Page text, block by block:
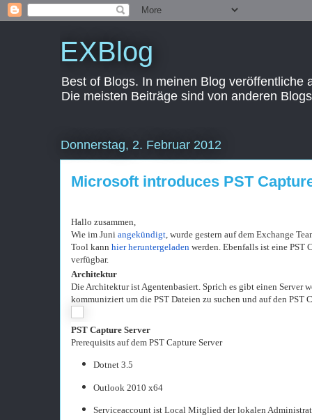
EXBlog
Best of Blogs. In meinen Blog
Die meisten Beiträge sind von anderen
Donnerstag, 2. Februar 2012
Microsoft introduces PST
Hallo zusammen,
Wie im Juni angekündigt, wurde gestern auf dem Exchange
Tool kann hier heruntergeladen werden. Ebenfalls ist eine PST
verfügbar.
Architektur
Die Architektur ist Agentenbasiert. Sprich es gibt einen Server
kommuniziert um die PST Dateien zu suchen und auf den PST
PST Capture Server
Prerequisits auf dem PST Capture Server
Dotnet 3.5
Outlook 2010 x64
Serviceaccount ist Local Mitglied der lokalen